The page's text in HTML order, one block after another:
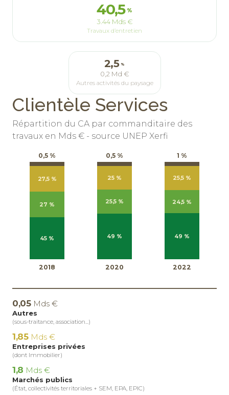
40,5 %
3.44 Mds €
Travaux d’entretien
2,5 %
0,2 Md €
Autres activités du paysage
Clientèle Services
Répartition du CA par commanditaire des
travaux en Mds € - source UNEP Xerfi
0,5 %
45 %
27 %
27,5 %
2018
0,5 %
49 %
25,5 %
25 %
2020
1 %
49 %
24,5 %
25,5 %
2022
0,05Mds €
Autres
(sous-traitance, association...)
1,85Mds €
Entreprises privées
(dont Immobilier)
1,8 Mds €
Marchés publics
(État, collectivités territoriales + SEM, EPA, EPIC)